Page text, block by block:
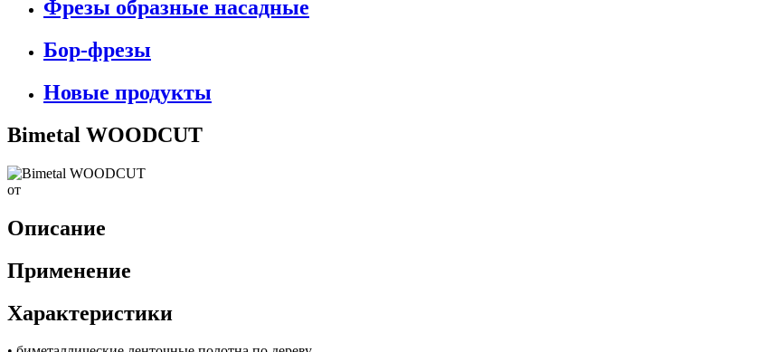
Фрезы образные насадные
Бор-фрезы
Новые продукты
Bimetal WOODCUT
от
Описание
Применение
Характеристики